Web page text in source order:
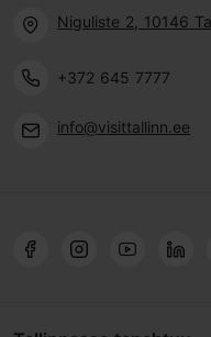
Niguliste 2, 10146
+372 645 7777
info@visittallinn.ee